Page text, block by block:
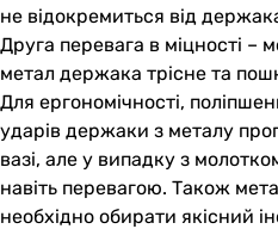
не відокремиться від
Друга перевага в міцності
метал держака трісне та
Для ергономічності,
ударів держаки з металу
вазі, але у випадку з
навіть перевагою. Також
необхідно обирати якісний